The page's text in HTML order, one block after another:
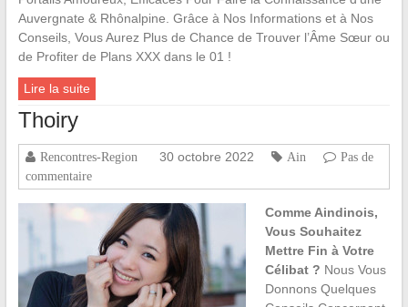
Auvergnate & Rhônalpine. Grâce à Nos Informations et à Nos
Conseils, Vous Aurez Plus de Chance de Trouver l’Âme Sœur ou
de Profiter de Plans XXX dans le 01 !
Lire la suite
Thoiry
Rencontres-Region 30 octobre 2022 Ain
Pas de
commentaire
Comme Aindinois,
Vous Souhaitez
Mettre Fin à Votre
Célibat ? Nous Vous
Donnons Quelques